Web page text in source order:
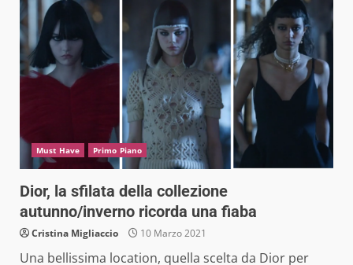
Must Have Primo Piano
Dior, la sfilata della collezione
autunno/inverno ricorda una fiaba
Cristina Migliaccio 10 Marzo 2021
Una bellissima location, quella scelta da Dior per